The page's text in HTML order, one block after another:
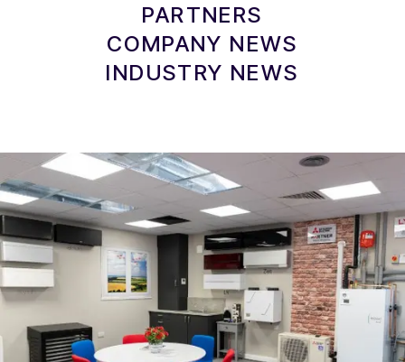
PARTNERS​​​​‌ ‍ ​‍​‍‌‍ ‌ ​‍‌‍‍‌‌‍‌ ‌‍‍‌‌‍ ‍​‍​‍​ ‍‍​‍​‍‌ ​ ‌‍​‌‌‍ ‍‌‍‍‌‌ ‌​‌ ‍‌​‍ ‍‌‍‍‌‌‍ ​‍​‍​‍ ​​‍​‍‌‍‍​‌ ​‍‌‍‌‌‌‍‌‍​‍​‍​ ‍‍​‍​‍​‍ ‌‍​‌‌‍‌​‌‍ ‌‌‍‍‌‌‍ ‍​‍ ‌‍‍‌‌‍ ‍‌ ‌​‌‍‌‌‌‍ ‍‌ ‌​​‍ ‌‍‌‌‌‍‌​‌‍‍‌‌ ‌​​‍ ‌‍ ‌‌‍ ‌‍‌​‌‍‌‌​ ‌‌ ​​‌ ​‍‌‍‌‌‌ ​ ‌‍‌‌‌‍ ‍‌ ‌​‌‍​‌‌ ‌​‌‍‍‌‌‍ ‌‍ ‍​ ‍ ‌‍‍‌‌‍‌​​ ‌‌‍​‌​ ​ ​ ​‍​ ​‌‌‍​ ​ ‌​‌‍‌​​ ‍‌​‍ ‌​ ‌​​ ‍‌‌‍​‌​ ‌​​‍ ‌​ ‌​​ ‌‌‌‍​‍​ ‌​​‍ ‌‌‍​‍​ ‌‍‌‍​‍​ ​​​‍ ‌‌‍‌​​ ‍‌‌‍‌​​ ​ ‌‍‌‍​ ​‍​ ‌‍‌‍‌‌​ ​​‌‍​‍​ ​​‌‍​ ​ ‍ ‌ ‌​‌ ‍‌‌ ​​‌‍‌‌​ ‌‌ ​​‌‍ ‌ ​ ‌ ‌​‌​​ ‌‍​‌‌ ‌​‌‍‌‌‌‍‌ ‌‍ ‌ ​‍‌ ‍‌​ ‍ ‌ ​​‌‍​‌‌ ‌​‌‍‍​​ ‌‌ ‌​‌‍‍‌‌ ‌​‌‍ ​‌‍‌‌​ ‌‍​‍‌‍​‌‌ ​ ‌‍‌‌‌‌‌‌‌ ​‍‌‍ ​​ ‌​‍‌‌​ ​‍‌​‌‍‌‍​‌‌‍‌​‌‍ ‌‌‍‍‌‌‍ ‍​‍‌‍‌‍‍‌‌‍‌​​ ‌‌‍​‌​ ​ ​ ​‍​ ​‌‌‍​ ​ ‌​‌‍‌​​ ‍‌​‍ ‌​ ‌​​ ‍‌‌‍​‌​ ‌​​‍ ‌​ ‌​​ ‌‌‌‍​‍​ ‌​​‍ ‌‌‍​‍​ ‌‍‌‍​‍​ ​​​‍ ‌‌‍‌​​ ‍‌‌‍‌​​ ​ ‌‍‌‍​ ​‍​ ‌‍‌‍‌‌​ ​​‌‍​‍​ ​​‌‍​ ​‍‌‍‌ ‌​‌ ‍‌‌ ​​‌‍‌‌​ ‌‌ ​​‌‍ ‌ ​ ‌ ‌​‌​​ ‌‍​‌‌ ‌​‌‍‌‌‌‍‌ ‌‍ ‌ ​‍‌ ‍‌​‍‌‍‌ ​​‌‍​‌‌ ‌​‌‍‍​​ ‌‌ ‌​‌‍‍‌‌ ‌​‌‍ ​‌‍‌‌​‍​‍‌ ‌
COMPANY NEWS​​​​‌ ‍ ​‍​‍‌‍ ‌ ​‍‌‍‍‌‌‍‌ ‌‍‍‌‌‍ ‍​‍​‍​ ‍‍​‍​‍‌ ​ ‌‍​‌‌‍ ‍‌‍‍‌‌ ‌​‌ ‍‌​‍ ‍‌‍‍‌‌‍ ​‍​‍​‍ ​​‍​‍‌‍‍​‌ ​‍‌‍‌‌‌‍‌‍​‍​‍​ ‍‍​‍​‍​‍ ‌‍​‌‌‍‌​‌‍ ‌‌‍‍‌‌‍ ‍​‍ ‌‍‍‌‌‍ ‍‌ ‌​‌‍‌‌‌‍ ‍‌ ‌​​‍ ‌‍‌‌‌‍‌​‌‍‍‌‌ ‌​​‍ ‌‍ ‌‌‍ ‌‍‌​‌‍‌‌​ ‌‌ ​​‌ ​‍‌‍‌‌‌ ​ ‌‍‌‌‌‍ ‍‌ ‌​‌‍​‌‌ ‌​‌‍‍‌‌‍ ‌‍ ‍​ ‍ ‌‍‍‌‌‍‌​​ ‌‌‍​‌​ ‍​‌‍‌​​ ‍‌​ ‍​​ ​‌‌‍‌‌‌‍‌‍​‍ ‌‌‍‌‌‌‍‌‍​ ‌​​ ‌‍​‍ ‌​ ‌​‌‍‌‍‌‍​‌‌‍​ ​‍ ‌‌‍​‍​ ‍‌​ ‌ ‌‍​‌​‍ ‌​ ​‌​ ‍‌‌‍‌​‌‍​ ​ ​‌​ ‍‌​ ‍​​ ​‍​ ‌ ​ ​ ‌‍​‍​ ‌‍​ ‍ ‌ ‌​‌ ‍‌‌ ​​‌‍‌‌​ ‌‌ ​​‌‍ ‌ ​ ‌ ‌​‌​​ ‌‍​‌‌ ‌​‌‍‌‌‌‍‌ ‌‍ ‌ ​‍‌ ‍‌​ ‍ ‌ ​​‌‍​‌‌ ‌​‌‍‍​​ ‌‌ ‌​‌‍‍‌‌ ‌​‌‍ ​‌‍‌‌​ ‌‍​‍‌‍​‌‌ ​ ‌‍‌‌‌‌‌‌‌ ​‍‌‍ ​​ ‌​‍‌‌​ ​‍‌​‌‍‌‍​‌‌‍‌​‌‍ ‌‌‍‍‌‌‍ ‍​‍‌‍‌‍‍‌‌‍‌​​ ‌‌‍​‌​ ‍​‌‍‌​​ ‍‌​ ‍​​ ​‌‌‍‌‌‌‍‌‍​‍ ‌‌‍‌‌‌‍‌‍​ ‌​​ ‌‍​‍ ‌​ ‌​‌‍‌‍‌‍​‌‌‍​ ​‍ ‌‌‍​‍​ ‍‌​ ‌ ‌‍​‌​‍ ‌​ ​‌​ ‍‌‌‍‌​‌‍​ ​ ​‌​ ‍‌​ ‍​​ ​‍​ ‌ ​ ​ ‌‍​‍​ ‌‍​‍‌‍‌ ‌​‌ ‍‌‌ ​​‌‍‌‌​ ‌‌ ​​‌‍ ‌ ​ ‌ ‌​‌​​ ‌‍​‌‌ ‌​‌‍‌‌‌‍‌ ‌‍ ‌ ​‍‌ ‍‌​‍‌‍‌ ​​‌‍​‌‌ ‌​‌‍‍​​ ‌‌ ‌​‌‍‍‌‌ ‌​‌‍ ​‌‍‌‌​‍​‍‌ ‌
INDUSTRY NEWS​​​​‌ ‍ ​‍​‍‌‍ ‌ ​‍‌‍‍‌‌‍‌ ‌‍‍‌‌‍ ‍​‍​‍​ ‍‍​‍​‍‌ ​ ‌‍​‌‌‍ ‍‌‍‍‌‌ ‌​‌ ‍‌​‍ ‍‌‍‍‌‌‍ ​‍​‍​‍ ​​‍​‍‌‍‍​‌ ​‍‌‍‌‌‌‍‌‍​‍​‍​ ‍‍​‍​‍​‍ ‌‍​‌‌‍‌​‌‍ ‌‌‍‍‌‌‍ ‍​‍ ‌‍‍‌‌‍ ‍‌ ‌​‌‍‌‌‌‍ ‍‌ ‌​​‍ ‌‍‌‌‌‍‌​‌‍‍‌‌ ‌​​‍ ‌‍ ‌‌‍ ‌‍‌​‌‍‌‌​ ‌‌ ​​‌ ​‍‌‍‌‌‌ ​ ‌‍‌‌‌‍ ‍‌ ‌​‌‍​‌‌ ‌​‌‍‍‌‌‍ ‌‍ ‍​ ‍ ‌‍‍‌‌‍‌​​ ‌‌‍​‌‌‍‌​‌‍​‍‌‍‌‍​ ‌‍​ ​‍​ ‍‌‌‍​‌​‍ ‌‌‍​‍‌‍‌‍​ ‌‍​ ‍​​‍ ‌​ ‌​​ ‌ ​ ​​​ ‌‍​‍ ‌​ ‍‌​ ​​​ ‌​‌‍‌​​‍ ‌​ ‍‌​ ​ ‌‍​‍​ ​ ​ ‌‍‌‍‌​​ ​​​ ‍​‌‍​‍‌‍​‍​ ‌​​ ​‍​ ‍ ‌ ‌​‌ ‍‌‌ ​​‌‍‌‌​ ‌‌ ​​‌‍ ‌ ​ ‌ ‌​‌​​ ‌‍​‌‌ ‌​‌‍‌‌‌‍‌ ‌‍ ‌ ​‍‌ ‍‌​ ‍ ‌ ​​‌‍​‌‌ ‌​‌‍‍​​ ‌‌ ‌​‌‍‍‌‌ ‌​‌‍ ​‌‍‌‌​ ‌‍​‍‌‍​‌‌ ​ ‌‍‌‌‌‌‌‌‌ ​‍‌‍ ​​ ‌​‍‌‌​ ​‍‌​‌‍‌‍​‌‌‍‌​‌‍ ‌‌‍‍‌‌‍ ‍​‍‌‍‌‍‍‌‌‍‌​​ ‌‌‍​‌‌‍‌​‌‍​‍‌‍‌‍​ ‌‍​ ​‍​ ‍‌‌‍​‌​‍ ‌‌‍​‍‌‍‌‍​ ‌‍​ ‍​​‍ ‌​ ‌​​ ‌ ​ ​​​ ‌‍​‍ ‌​ ‍‌​ ​​​ ‌​‌‍‌​​‍ ‌​ ‍‌​ ​ ‌‍​‍​ ​ ​ ‌‍‌‍‌​​ ​​​ ‍​‌‍​‍‌‍​‍​ ‌​​ ​‍​‍‌‍‌ ‌​‌ ‍‌‌ ​​‌‍‌‌​ ‌‌ ​​‌‍ ‌ ​ ‌ ‌​‌​​ ‌‍​‌‌ ‌​‌‍‌‌‌‍‌ ‌‍ ‌ ​‍‌ ‍‌​‍‌‍‌ ​​‌‍​‌‌ ‌​‌‍‍​​ ‌‌ ‌​‌‍‍‌‌ ‌​‌‍ ​‌‍‌‌​‍​‍‌ ‌